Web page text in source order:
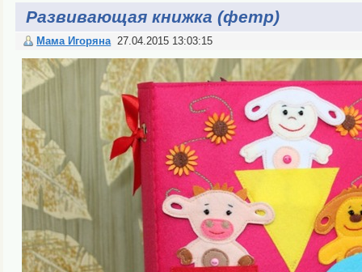
Развивающая книжка (фетр)
Мама Игоряна 27.04.2015 13:03:15